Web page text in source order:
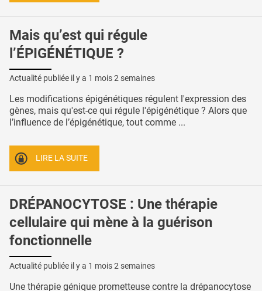
Mais qu’est qui régule
l’ÉPIGÉNÉTIQUE ?
Actualité publiée il y a 1 mois 2 semaines
Les modifications épigénétiques régulent l'expression des
gènes, mais qu'est-ce qui régule l'épigénétique ? Alors que
l’influence de l’épigénétique, tout comme ...
LIRE LA SUITE
DRÉPANOCYTOSE : Une thérapie
cellulaire qui mène à la guérison
fonctionnelle
Actualité publiée il y a 1 mois 2 semaines
Une thérapie génique prometteuse contre la drépanocytose